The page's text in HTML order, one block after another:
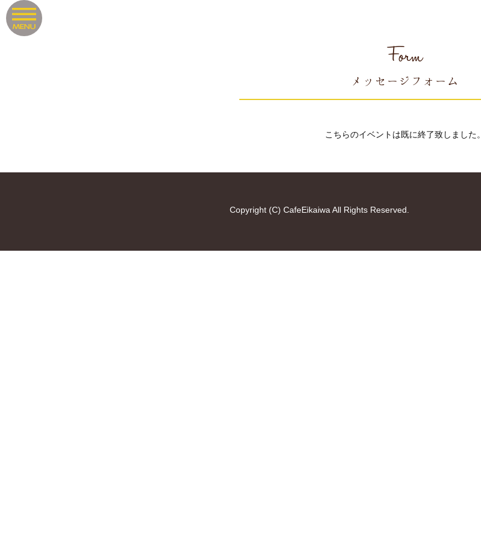
Form
メッセージフォーム
こちらのイベントは既に終了致しました。
Copyright (C) CafeEikaiwa All Rights Reserved.